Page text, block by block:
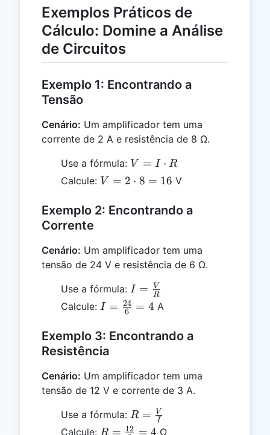
Exemplos Práticos de
Cálculo: Domine a Análise
de Circuitos
Exemplo 1: Encontrando a
Tensão
Cenário: Um amplificador tem uma
corrente de 2 A e resistência de 8 Ω.
Use a fórmula: V = I
\cdot
V = I ⋅ R
Calcule: V =
\cdot
V = 2 ⋅ 8 = 16 V
Exemplo 2: Encontrando a
Corrente
Cenário: Um amplificador tem uma
tensão de 24 V e resistência de 6 Ω.
Use a fórmula: I =
\frac{V}
I = R
V
Calcule: I =
{6} = 4
I = 6
24 = 4 A
Exemplo 3: Encontrando a
Resistência
Cenário: Um amplificador tem uma
tensão de 12 V e corrente de 3 A.
Use a fórmula: R =
\frac{V}
R = I
V
Calcule: R =
R = 12 = 4 Ω